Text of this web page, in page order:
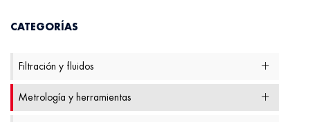
CATEGORÍAS
Filtración y fluidos
Metrología y herramientas